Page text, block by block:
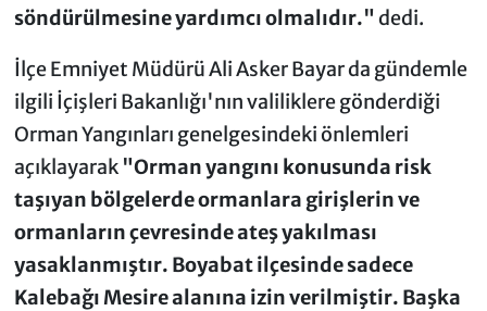
söndürülmesine yardımcı olmalıdır."dedi.
İlçe Emniyet Müdürü Ali Asker Bayar da gündemle
ilgili İçişleri Bakanlığı'nın valiliklere gönderdiği
Orman Yangınları genelgesindeki önlemleri
açıklayarak "Orman yangını konusunda risk
taşıyan bölgelerde ormanlara girişlerin ve
ormanların çevresinde ateş yakılması
yasaklanmıştır. Boyabat ilçesinde sadece
Kalebağı Mesire alanına izin verilmiştir. Başka